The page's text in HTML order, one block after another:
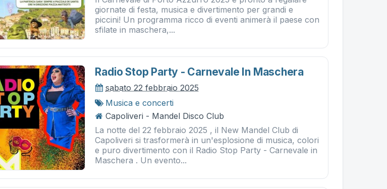
giornate di festa, musica e divertimento per grandi e
piccini! Un programma ricco di eventi animerà il paese con
sfilate in maschera,...
Radio Stop Party - Carnevale In Maschera
sabato 22 febbraio 2025
Musica e concerti
Capoliveri - Mandel Disco Club
La notte del 22 febbraio 2025 , il New Mandel Club di
Capoliveri si trasformerà in un'esplosione di musica, colori
e puro divertimento con il Radio Stop Party - Carnevale in
Maschera . Un evento...